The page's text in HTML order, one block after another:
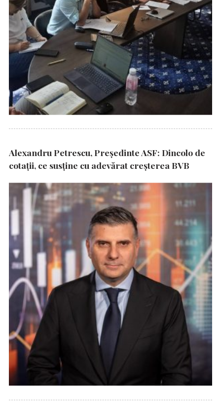
Alexandru Petrescu, Președinte ASF: Dincolo de
cotații, ce susține cu adevărat creșterea BVB